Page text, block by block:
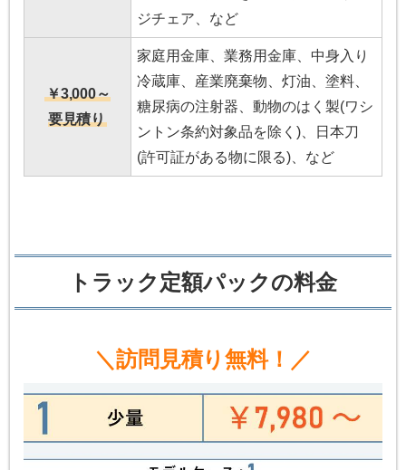
ジチェア、など
￥3,000～
要見積り
家庭用金庫、業務用金庫、中身入り
冷蔵庫、産業廃棄物、灯油、塗料、
糖尿病の注射器、動物のはく製(ワシ
ントン条約対象品を除く)、日本刀
(許可証がある物に限る)、など
トラック定額パックの料金
＼訪問見積り無料！／